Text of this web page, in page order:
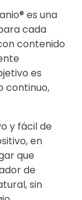
es una
cada
contenido
es
continuo,
y fácil de
en
que
de
sin